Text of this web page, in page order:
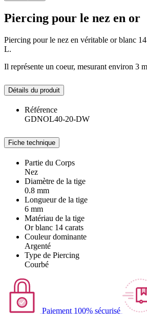
Piercing pour le nez en or
Piercing pour le nez en véritable or blanc
L.
Il représente un coeur, mesurant environ 3
Détails du produit
Référence
GDNOL40-20-DW
Fiche technique
Partie du Corps
Nez
Diamètre de la tige
0.8 mm
Longueur de la tige
6 mm
Matériau de la tige
Or blanc 14 carats
Couleur dominante
Argenté
Type de Piercing
Courbé
Paiement 100% sécurisé